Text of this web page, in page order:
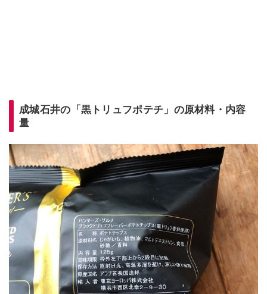
成城石井の「黒トリュフポテチ」の原材料・内容
量